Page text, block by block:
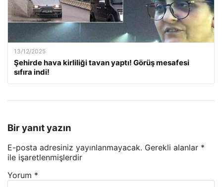
13/12/2025
Şehirde hava kirliliği tavan yaptı! Görüş mesafesi
sıfıra indi!
Bir yanıt yazın
E-posta adresiniz yayınlanmayacak. Gerekli alanlar *
ile işaretlenmişlerdir
Yorum *